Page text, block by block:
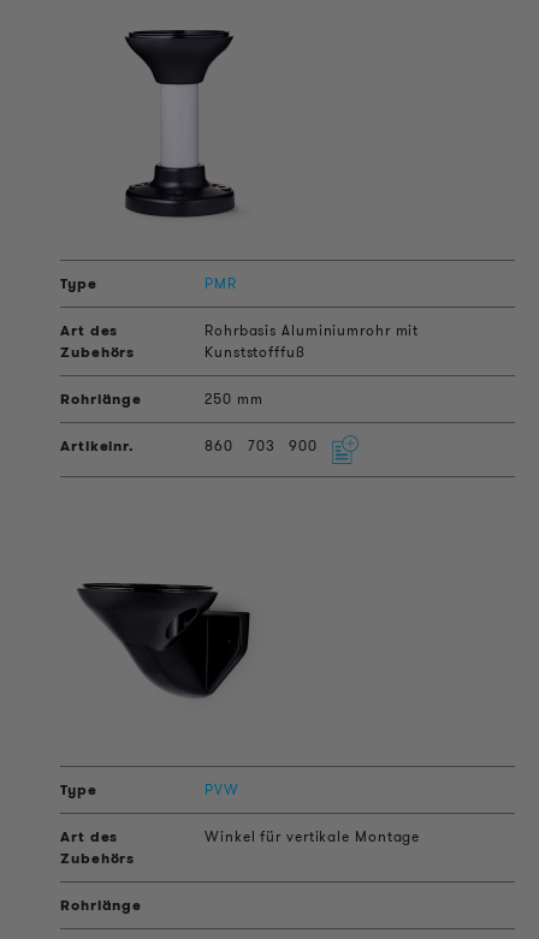
PMR
Rohrbasis Aluminiumrohr mit
Kunststofffuß
250 mm
860 703 900
PVW
Winkel für vertikale Montage